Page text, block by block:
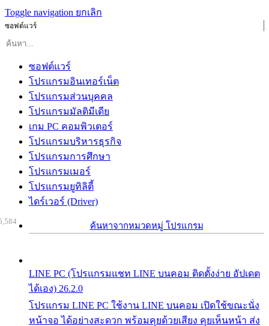
Toggle navigation ยกเลิก
ซอฟต์แวร์
ซอฟต์แวร์
โปรแกรมอินเทอร์เน็ต
โปรแกรมส่วนบุคคล
โปรแกรมมัลติมีเดีย
เกม PC คอมพิวเตอร์
โปรแกรมบริหารธุรกิจ
โปรแกรมการศึกษา
โปรแกรมเมอร์
โปรแกรมยูทิลิตี้
ไดร์เวอร์ (Driver)
ค้นหาจากหมวดหมู่ โปรแกรม
LINE PC (โปรแกรมแชท LINE บนคอม ติดตั้งง่าย อัปเดต
ได้เอง) 26.2.0
โปรแกรม LINE PC ใช้งาน LINE บนคอม เปิดใช้ขณะนั่ง
หน้าจอ ได้อย่างสะดวก พร้อมคุยด้วยเสียง คุยเห็นหน้า ส่ง